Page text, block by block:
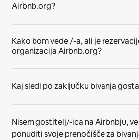
Airbnb.org?
Kako bom vedel/-a, ali je
organizacija Airbnb.org?
Kaj sledi po zaključku bivanja
Nisem gostitelj/-ica na Airbnbju,
ponuditi svoje prenočišče za